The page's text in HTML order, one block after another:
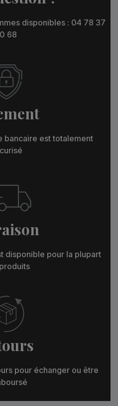
disponibles : 04 78 37
68
bancaire est totalement
disponible pour la plupart
pour échanger ou être